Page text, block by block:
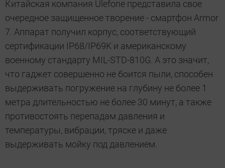
Китайская компания Ulefone представила свое
очередное защищенное творение - смартфон Armor
7. Аппарат получил корпус, соответствующий
сертификации IP68/IP69K и американскому
военному стандарту MIL-STD-810G. А это значит,
что гаджет совершенно не боится пыли, способен
выдерживать погружение на глубину не более 1
метра длительностью не более 30 минут, а также
противостоять перепадам давления и
температуры, вибрации, тряске и даже
выдерживать мойку под давлением.